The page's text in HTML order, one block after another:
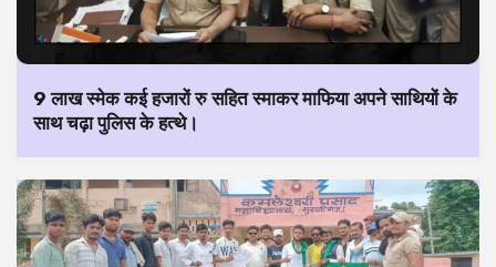
9 लाख स्मेक कई हजारों रु सहित स्माकर माफिया अपने साथियों के
साथ चढ़ा पुलिस के हत्थे।